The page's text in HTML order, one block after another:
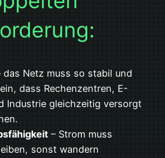
das Netz muss so stabil und
dass Rechenzentren, E-
Industrie gleichzeitig versorgt
– Strom muss
sonst wandern